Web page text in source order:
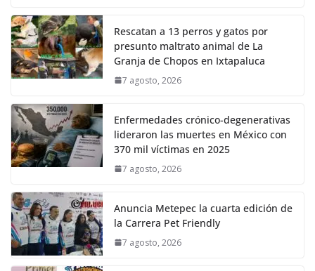
Rescatan a 13 perros y gatos por
presunto maltrato animal de La
Granja de Chopos en Ixtapaluca
7 agosto, 2026
Enfermedades crónico-degenerativas
lideraron las muertes en México con
370 mil víctimas en 2025
7 agosto, 2026
Anuncia Metepec la cuarta edición de
la Carrera Pet Friendly
7 agosto, 2026